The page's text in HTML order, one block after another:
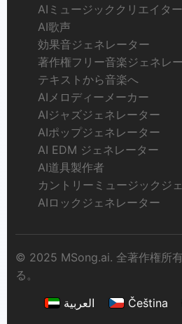
AIミュージッククリエイター
AI歌声
効果音ジェネレーター
著作権フリー音楽ジェネレ
テキストから音楽へ
AIメロディーメーカー
AIジャズジェネレーター
AIポップジェネレーター
AI EDM ジェネレーター
AI道具製作者
カントリーミュージックジ
AIロックジェネレーター
© 2025 MSong.ai. 全著作権所
る。
العربية
Čeština